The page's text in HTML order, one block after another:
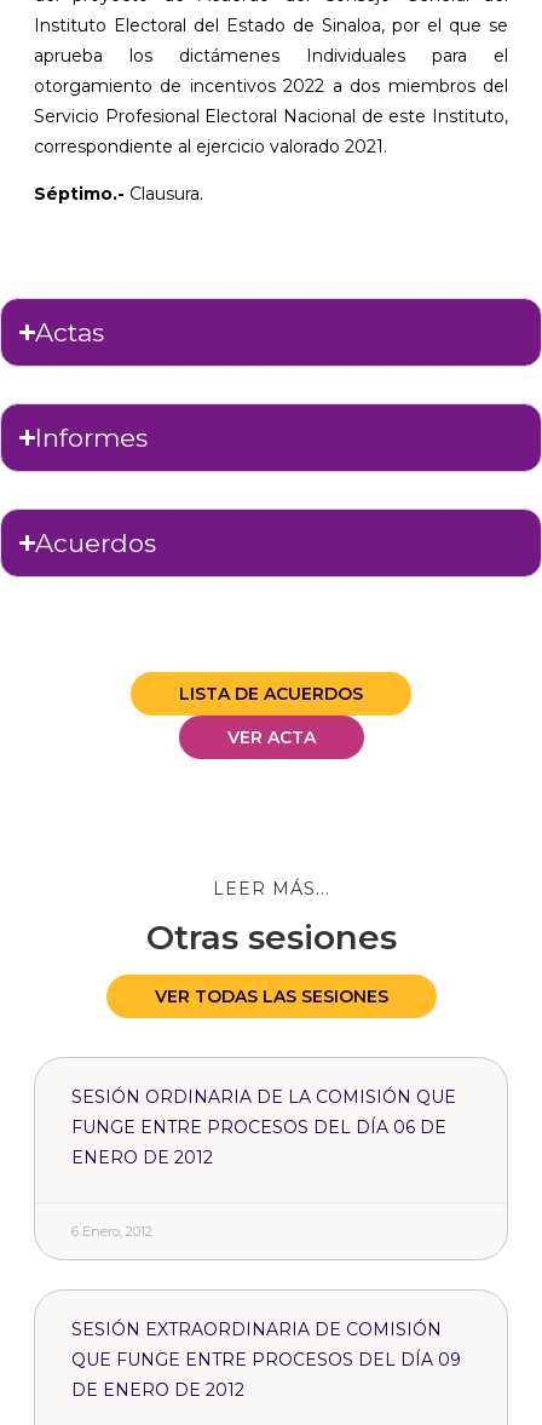
Instituto Electoral del Estado de Sinaloa, por el que se
aprueba los dictámenes Individuales para el
otorgamiento de incentivos 2022 a dos miembros del
Servicio Profesional Electoral Nacional de este Instituto,
correspondiente al ejercicio valorado 2021.
Séptimo.- Clausura.
Actas
Informes
Acuerdos
LISTA DE ACUERDOS
VER ACTA
LEER MÁS...
Otras sesiones
VER TODAS LAS SESIONES
SESIÓN ORDINARIA DE LA COMISIÓN QUE
FUNGE ENTRE PROCESOS DEL DÍA 06 DE
ENERO DE 2012
6 Enero, 2012
SESIÓN EXTRAORDINARIA DE COMISIÓN
QUE FUNGE ENTRE PROCESOS DEL DÍA 09
DE ENERO DE 2012